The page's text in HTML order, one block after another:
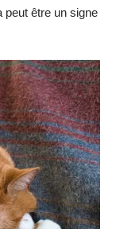
peut être un signe